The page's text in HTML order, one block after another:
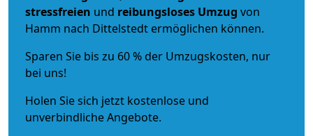
stressfreien und reibungsloses Umzug von
Hamm nach Dittelstedt ermöglichen können.
Sparen Sie bis zu 60 % der Umzugskosten, nur
bei uns!
Holen Sie sich jetzt kostenlose und
unverbindliche Angebote.